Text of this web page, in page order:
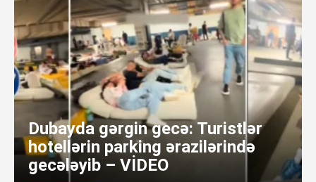
Dubayda gərgin gecə: Turistlər
hotellərin parking ərazilərində
gecələyib – VİDEO